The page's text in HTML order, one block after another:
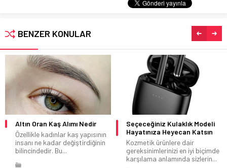
BENZER KONULAR
Altın Oran Kaş Alımı Nedir
Özellikle kadınlar kaş yapısının
insanı ne kadar değiştirdiğinin
bilincindedir. Bu...
Seçeceğiniz Kulaklık Modeli
Hayatınıza Heyecan Katsın
Kozmetik ürünlere dair
gereksinimlerinizi en iyi biçimde
karşılama anlamında sizlerin...